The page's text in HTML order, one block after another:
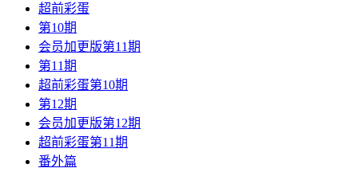
超前彩蛋
第10期
会员加更版第11期
第11期
超前彩蛋第10期
第12期
会员加更版第12期
超前彩蛋第11期
番外篇